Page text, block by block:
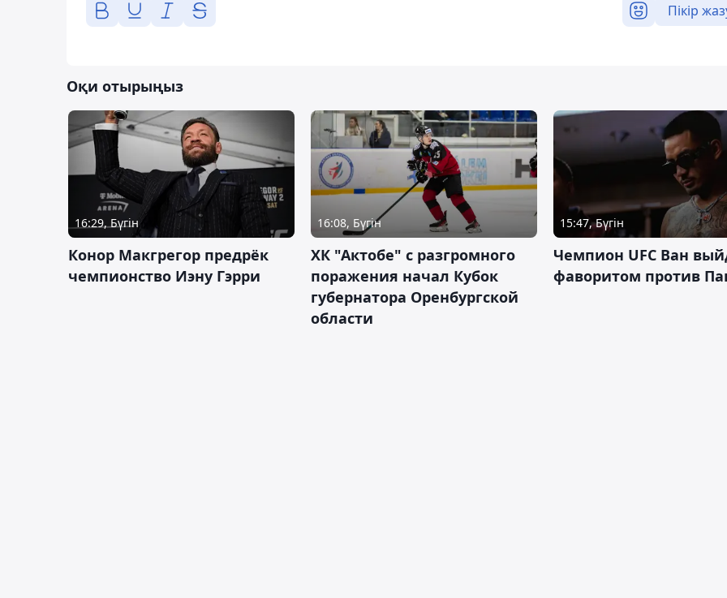
Пікір
Оқи отырыңыз
16:29, Бүгін
Конор Макгрегор предрёк
чемпионство Иэну Гэрри
16:08, Бүгін
ХК "Актобе" с разгромного
поражения начал Кубок
губернатора Оренбургской
области
15:47, Бүгін
Чемпион UFC Ван
фаворитом против